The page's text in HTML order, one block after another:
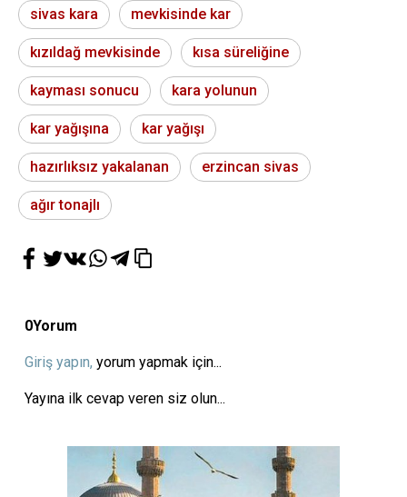
sivas kara mevkisinde kar
kızıldağ mevkisinde kısa süreliğine
kayması sonucu kara yolunun
kar yağışına kar yağışı
hazırlıksız yakalanan erzincan sivas
ağır tonajlı
0Yorum
Giriş yapın, yorum yapmak için...
Yayına ilk cevap veren siz olun...